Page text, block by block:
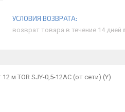
возврат товара в течение 14 дней
м TOR SJY-0,5-12AC (от сети) (Y)